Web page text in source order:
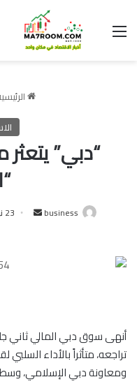
القائمة
“دبي”
business
أرسل 23 نوفمبر,2015
أنهى سوق دبي المالي ثاني
تراجعه، متأثراً بالأداء السلبي
ومعاونة دبي الإسلامي،